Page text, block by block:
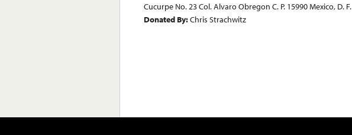
Cucurpe No. 23 Col. Alvaro Obregon C. P. 15990 Mexico, D. F.
Donated By:Chris Strachwitz